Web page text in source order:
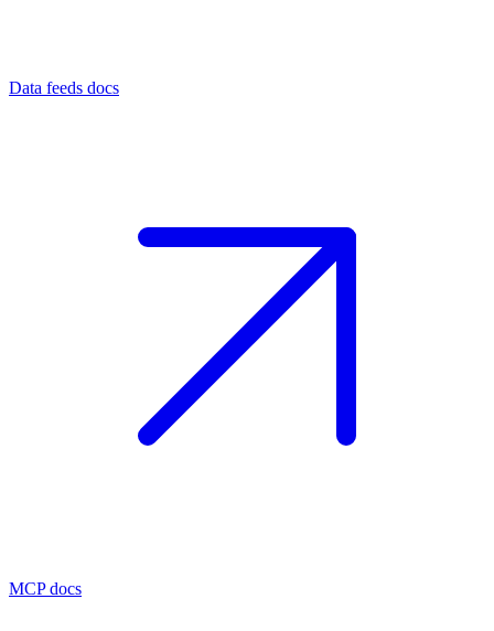
Data feeds docs
MCP docs